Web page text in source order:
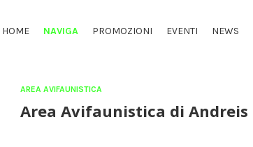
HOME NAVIGA PROMOZIONI EVENTI NEWS
AREA AVIFAUNISTICA
Area Avifaunistica di Andreis